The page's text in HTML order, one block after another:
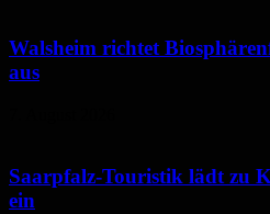
Walsheim richtet
aus
Saarpfalz-Touristik lädt zu
ein